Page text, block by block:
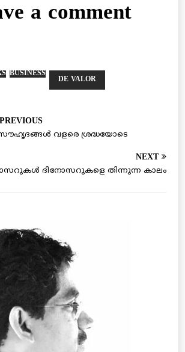
a comment
BUSINESS
DE VALOR
PREVIOUS
വളരെ ശ്രദ്ധയോടെ
NEXT
ദിനോസറുകളെ തിന്നുന്ന കാലം